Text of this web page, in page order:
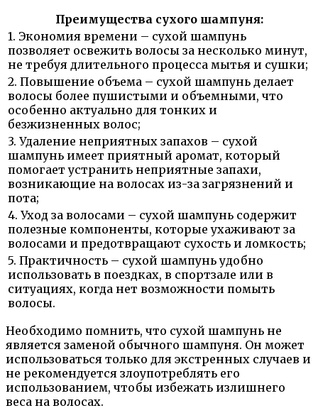
Преимущества сухого шампуня:
1. Экономия времени – сухой шампунь
позволяет освежить волосы за несколько минут,
не требуя длительного процесса мытья и сушки;
2. Повышение объема – сухой шампунь делает
волосы более пушистыми и объемными, что
особенно актуально для тонких и
безжизненных волос;
3. Удаление неприятных запахов – сухой
шампунь имеет приятный аромат, который
помогает устранить неприятные запахи,
возникающие на волосах из-за загрязнений и
пота;
4. Уход за волосами – сухой шампунь содержит
полезные компоненты, которые ухаживают за
волосами и предотвращают сухость и ломкость;
5. Практичность – сухой шампунь удобно
использовать в поездках, в спортзале или в
ситуациях, когда нет возможности помыть
волосы.
Необходимо помнить, что сухой шампунь не
является заменой обычного шампуня. Он может
использоваться только для экстренных случаев и
не рекомендуется злоупотреблять его
использованием, чтобы избежать излишнего
веса на волосах.